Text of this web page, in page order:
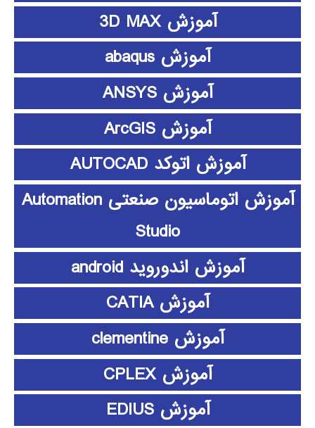
آموزش 3D MAX
آموزش abaqus
آموزش ANSYS
آموزش ArcGIS
آموزش اتوکد AUTOCAD
آموزش اتوماسیون صنعتی Automation
Studio
آموزش اندوروید android
آموزش CATIA
آموزش clementine
آموزش CPLEX
آموزش EDIUS